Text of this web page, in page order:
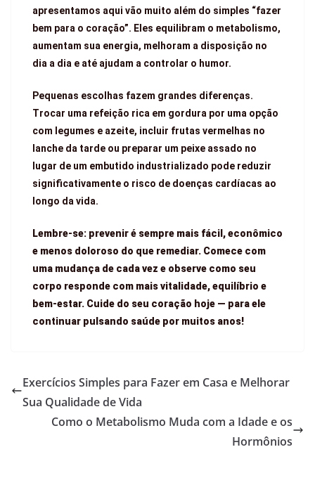
apresentamos aqui vão muito além do simples “fazer
bem para o coração”. Eles equilibram o metabolismo,
aumentam sua energia, melhoram a disposição no
dia a dia e até ajudam a controlar o humor.
Pequenas escolhas fazem grandes diferenças.
Trocar uma refeição rica em gordura por uma opção
com legumes e azeite, incluir frutas vermelhas no
lanche da tarde ou preparar um peixe assado no
lugar de um embutido industrializado pode reduzir
significativamente o risco de doenças cardíacas ao
longo da vida.
Lembre-se: prevenir é sempre mais fácil, econômico
e menos doloroso do que remediar. Comece com
uma mudança de cada vez e observe como seu
corpo responde com mais vitalidade, equilíbrio e
bem-estar. Cuide do seu coração hoje — para ele
continuar pulsando saúde por muitos anos!
Exercícios Simples para Fazer em Casa e Melhorar
Sua Qualidade de Vida
Como o Metabolismo Muda com a Idade e os
Hormônios